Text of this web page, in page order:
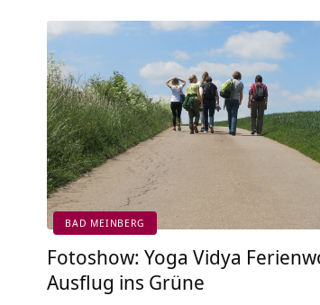
BAD MEINBERG
Fotoshow: Yoga Vidya
Ausflug ins Grüne